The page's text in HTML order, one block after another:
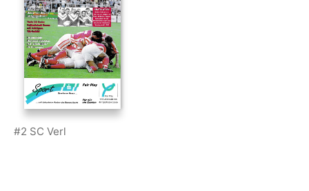
#2 SC Verl